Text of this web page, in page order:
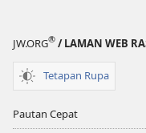
JW.ORG® / LAMAN WEB
Tetapan Rupa
Pautan Cepat